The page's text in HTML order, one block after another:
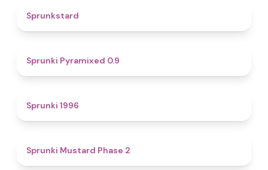
Sprunkstard
Sprunki Pyramixed 0.9
Sprunki 1996
Sprunki Mustard Phase 2